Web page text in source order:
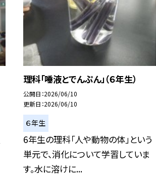
理科「唾液とでんぷん」（６年生）
公開日 2026/06/10
更新日 2026/06/10
６年生
6年生の理科「人や動物の体」という
単元で、消化について学習していま
す。水に溶けに...